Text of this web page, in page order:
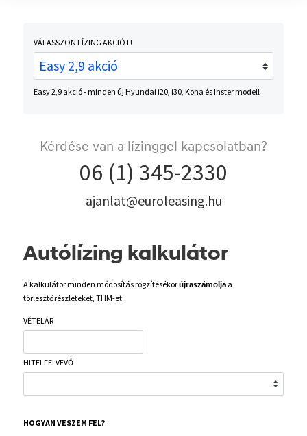
VÁLASSZON LÍZING AKCIÓT!
Easy 2,9 akció - minden új Hyundai i20, i30, Kona és Inster modell
Kérdése van a lízinggel kapcsolatban?
06 (1) 345-2330
ajanlat@euroleasing.hu
Autólízing kalkulátor
A kalkulátor minden módosítás rögzítésékorújraszámoljaa
törlesztőrészleteket, THM-et.
VÉTELÁR
HITELFELVEVŐ
HOGYAN VESZEM FEL?